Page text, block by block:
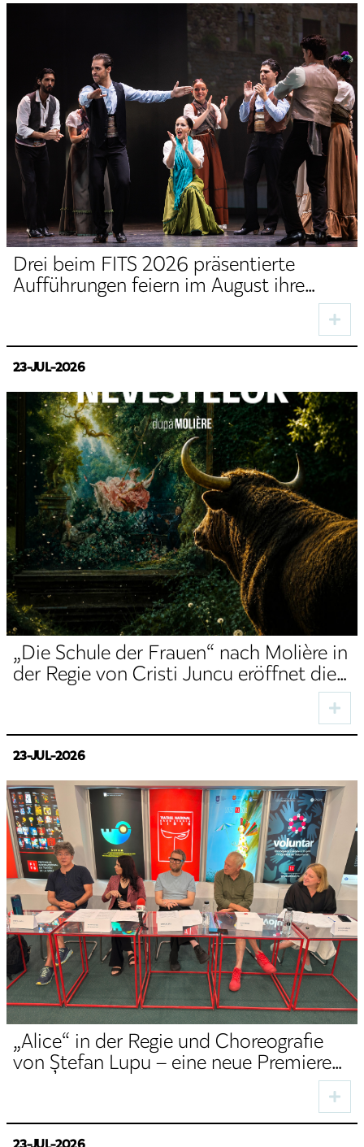
Drei beim FITS 2026 präsentierte
Aufführungen feiern im August ihre
23-JUL-2026
„Die Schule der Frauen“ nach Molière in
der Regie von Cristi Juncu eröffnet die
23-JUL-2026
„Alice“ in der Regie und Choreografie
von Ștefan Lupu – eine neue Premiere
der Deutschen Abteilung des TNRS